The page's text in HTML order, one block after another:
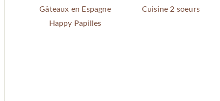
Gâteaux en Espagne
Cuisine 2 soeurs
Happy Papilles